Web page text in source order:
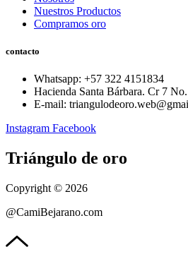
Nuestros Productos
Compramos oro
contacto
Whatsapp: ‪+57 322 4151834‬
Hacienda Santa Bárbara. Cr 7
E-mail:
Instagram Facebook
Triángulo de oro
Copyright © 2026
@CamiBejarano.com